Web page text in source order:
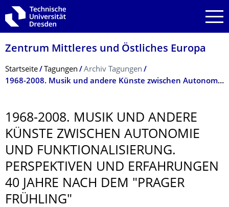
Zur Hauptnavigation springen
Zur Suche springen
Zum Inhalt springen
Zentrum Mittleres und Östliches Europa
Breadcrumb-Menü
Startseite Tagungen
Archiv Tagungen
1968-2008. Musik und andere Künste zwischen Autonomie und Funktionalisierung. Perspektiven und Erfahrungen 40 Jahre nach dem "Prager Frühling"
1968-2008. MUSIK UND ANDERE
KÜNSTE ZWISCHEN AUTONOMIE
UND FUNKTIONALISIE­RUNG.
PERSPEKTIVEN UND ERFAHRUNGEN
40 JAHRE NACH DEM "PRAGER
FRÜHLING"